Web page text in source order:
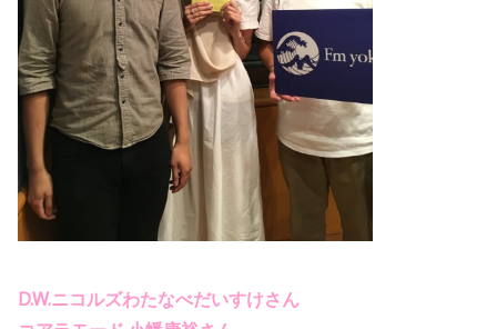
D.W.ニコルズわたなべだいすけさん